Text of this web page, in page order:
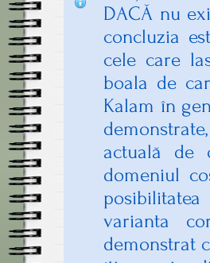
DACĂ nu
concluzia
cele care
boala de
Kalam în
actuală de
domeniul
varianta
demonstrat